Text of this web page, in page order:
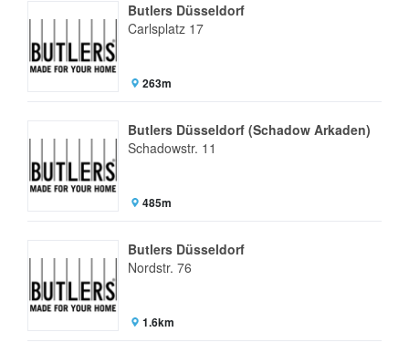
Butlers Düsseldorf
Carlsplatz 17
263m
Butlers Düsseldorf (Schadow Arkaden)
Schadowstr. 11
485m
Butlers Düsseldorf
Nordstr. 76
1.6km